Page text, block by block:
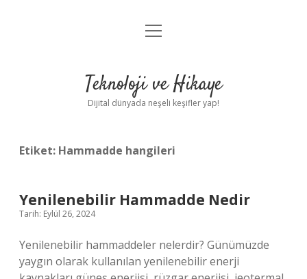
Anasayfa
Yasal Uyarı
menüyü
Teknoloji ve Hikaye
Dijital dünyada neşeli keşifler yap!
Etiket: Hammadde hangileri
Yenilenebilir Hammadde Nedir
Tarih: Eylül 26, 2024
Yenilenebilir hammaddeler nelerdir? Günümüzde
yaygın olarak kullanılan yenilenebilir enerji